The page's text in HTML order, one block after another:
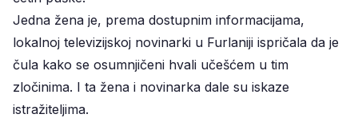
Jedna žena je, prema dostupnim informacijama,
lokalnoj televizijskoj novinarki u Furlaniji ispričala da je
čula kako se osumnjičeni hvali učešćem u tim
zločinima. I ta žena i novinarka dale su iskaze
istražiteljima.